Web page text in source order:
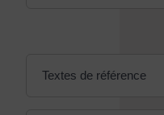
Textes de référence